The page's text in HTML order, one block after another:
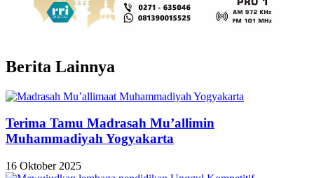
Berita Lainnya
Terima Tamu Madrasah Mu’allimin
Muhammadiyah Yogyakarta
16 Oktober 2025